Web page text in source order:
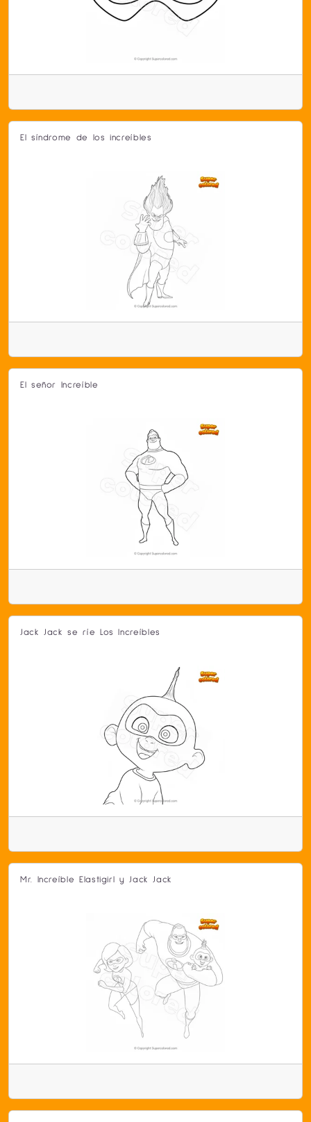
El síndrome de los increíbles
El señor Increíble
Jack Jack se ríe Los Increíbles
Mr. Increíble Elastigirl y Jack Jack